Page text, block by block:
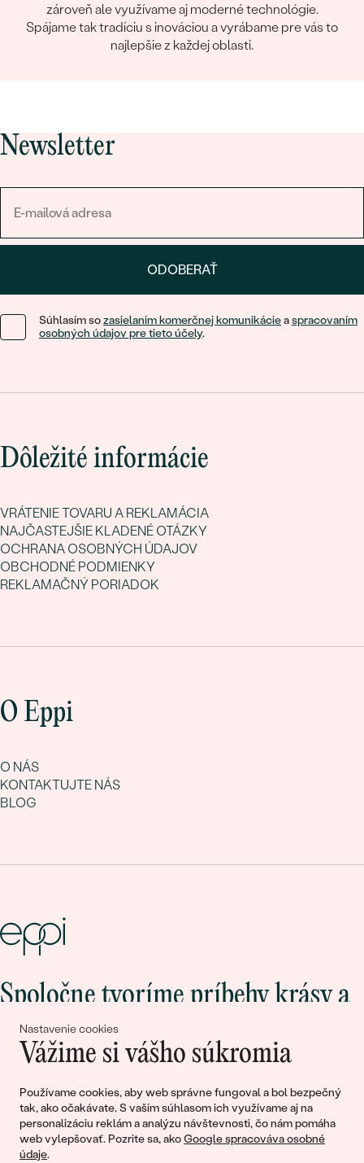
Nastavenie cookies
Vážime si vášho súkromia
Používame cookies, aby web správne fungoval a bol bezpečný
tak, ako očakávate. S vaším súhlasom ich využívame aj na
personalizáciu reklám a analýzu návštevnosti, čo nám pomáha
web vylepšovať. Pozrite sa, akoGoogle spracováva osobné
údaje.
zároveň ale využívame aj moderné technológie.
Spájame tak tradíciu s inováciou a vyrábame pre vás to
najlepšie z každej oblasti.
Newsletter
ODOBERAŤ
Súhlasím sozasielaním komerčnej komunikácieaspracovaním
osobných údajov pre tieto účely.
Dôležité informácie
VRÁTENIE TOVARU A REKLAMÁCIA
NAJČASTEJŠIE KLADENÉ OTÁZKY
OCHRANA OSOBNÝCH ÚDAJOV
OBCHODNÉ PODMIENKY
REKLAMAČNÝ PORIADOK
O Eppi
O NÁS
KONTAKTUJTE NÁS
BLOG
Spoločne tvoríme príbehy krásy a
lásky